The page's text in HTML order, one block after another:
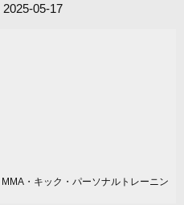
2025-05-17
・キック・パーソナルトレーニン